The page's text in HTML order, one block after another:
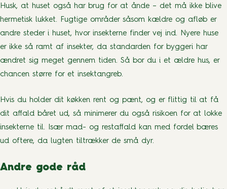
Husk, at huset også har brug for at ånde – det må ikke blive
hermetisk lukket. Fugtige områder såsom kældre og afløb er
andre steder i huset, hvor insekterne finder vej ind. Nyere huse
er ikke så ramt af insekter, da standarden for byggeri har
ændret sig meget gennem tiden. Så bor du i et ældre hus, er
chancen større for et insektangreb.
Hvis du holder dit køkken rent og pænt, og er flittig til at få
dit affald båret ud, så minimerer du også risikoen for at lokke
insekterne til. Især mad- og restaffald kan med fordel bæres
ud oftere, da lugten tiltrækker de små dyr.
Andre gode råd